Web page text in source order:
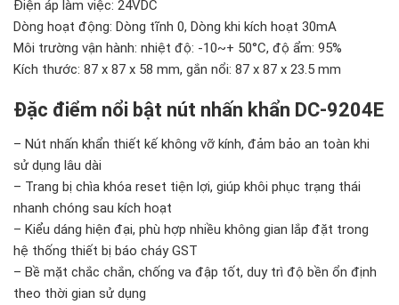
Điện áp làm việc: 24VDC
Dòng hoạt động: Dòng tĩnh 0, Dòng khi kích hoạt 30mA
Môi trường vận hành: nhiệt độ: -10~+ 50°C, độ ẩm: 95%
Kích thước: 87 x 87 x 58 mm, gắn nổi: 87 x 87 x 23.5 mm
Đặc điểm nổi bật nút nhấn khẩn DC-9204E
– Nút nhấn khẩn thiết kế không vỡ kính, đảm bảo an toàn khi
sử dụng lâu dài
– Trang bị chìa khóa reset tiện lợi, giúp khôi phục trạng thái
nhanh chóng sau kích hoạt
– Kiểu dáng hiện đại, phù hợp nhiều không gian lắp đặt trong
hệ thống thiết bị báo cháy GST
– Bề mặt chắc chắn, chống va đập tốt, duy trì độ bền ổn định
theo thời gian sử dụng